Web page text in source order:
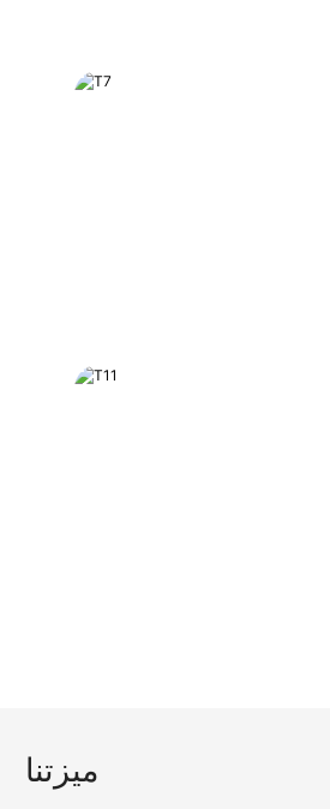
ميزتنا